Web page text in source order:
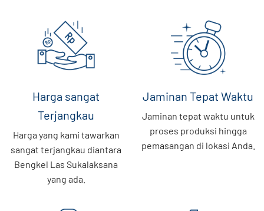
Harga sangat
Terjangkau
Harga yang kami tawarkan
sangat terjangkau diantara
Bengkel Las Sukalaksana
yang ada.
Jaminan Tepat Waktu
Jaminan tepat waktu untuk
proses produksi hingga
pemasangan di lokasi Anda.